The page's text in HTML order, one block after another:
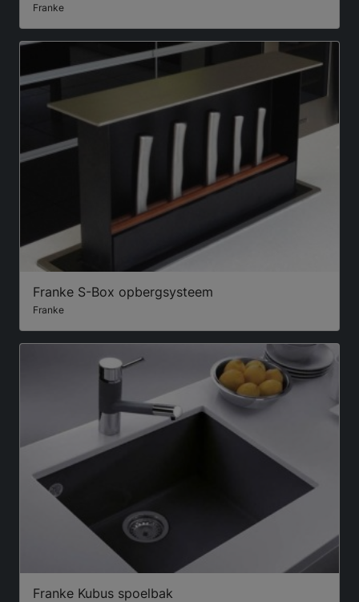
Franke
Franke S-Box opbergsysteem
Franke
Franke Kubus spoelbak